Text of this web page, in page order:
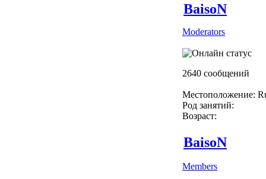
BaisoN
Moderators
2640 сообщений
Местоположение:
Род занятий:
Возраст:
BaisoN
Members